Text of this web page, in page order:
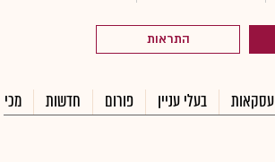
התראות
עסקאות בעלי עניין פורום חדשות